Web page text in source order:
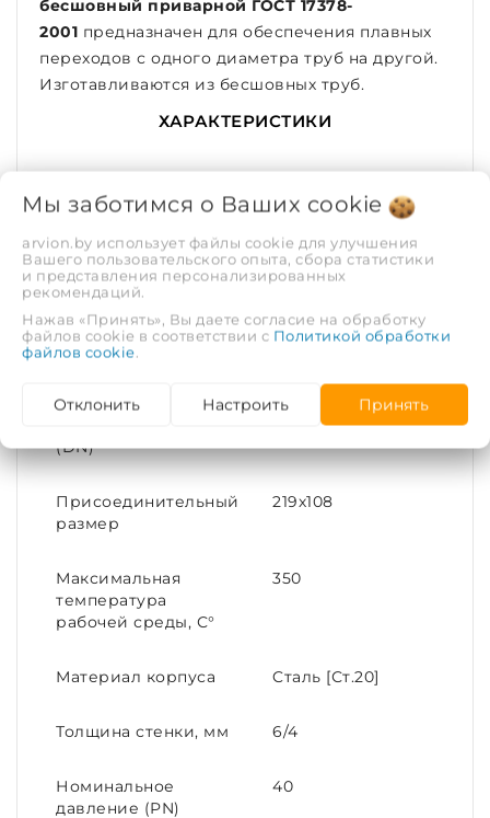
бесшовный приварной ГОСТ 17378-
2001 предназначен для обеспечения плавных
переходов с одного диаметра труб на другой.
Изготавливаются из бесшовных труб.
ХАРАКТЕРИСТИКИ
Рабочее давление,
МПа
4
Покрытие Без покрытия
(DN)
Присоединительный
размер
219х108
Максимальная
температура
рабочей среды, С°
350
Материал корпуса Cталь [Ст.20]
Толщина стенки, мм 6/4
Номинальное
давление (PN)
40
Мы заботимся о Ваших cookie
arvion.by использует файлы cookie для улучшения
Вашего пользовательского опыта, сбора статистики
и представления персонализированных
рекомендаций.
Нажав «Принять», Вы даете согласие на обработку
файлов cookie в соответствии с Политикой обработки
файлов cookie.
Отклонить Настроить Принять